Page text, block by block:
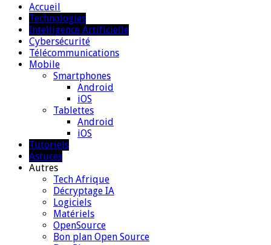
Accueil
Technologies
Intelligence Artificielle
Cybersécurité
Télécommunications
Mobile
Smartphones
Android
iOS
Tablettes
Android
iOS
Tutoriels
Astuces
Autres
Tech Afrique
Décryptage IA
Logiciels
Matériels
OpenSource
Bon plan Open Source